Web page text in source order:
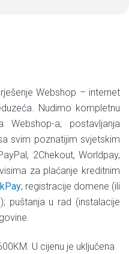
Webshop – internet
Nudimo kompletnu
Webshop-a; postavljanja
svim poznatijim svjetskim
2Chekout, Worldpay,
za plaćanje kreditnim
; registracije domene (ili
puštanja u rad (instalacije
U cijenu je uključena